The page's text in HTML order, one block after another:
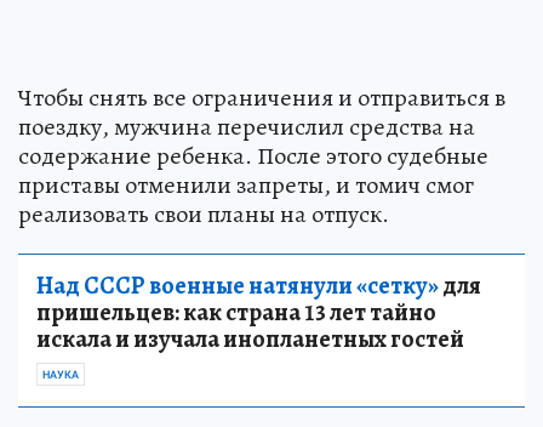
Чтобы снять все ограничения и отправиться в
поездку, мужчина перечислил средства на
содержание ребенка. После этого судебные
приставы отменили запреты, и томич смог
реализовать свои планы на отпуск.
Над СССР военные натянули «сетку»для
пришельцев: как страна 13 лет тайно
искала и изучала инопланетных гостей
НАУКА